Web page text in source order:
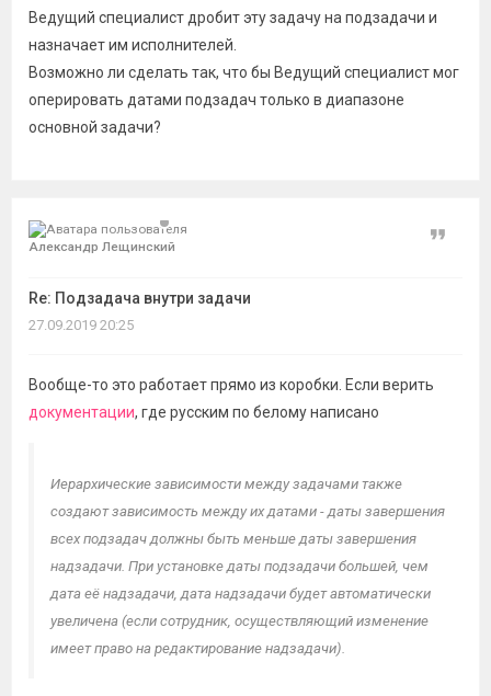
Ведущий специалист дробит эту задачу на подзадачи и
назначает им исполнителей.
Возможно ли сделать так, что бы Ведущий специалист мог
оперировать датами подзадач только в диапазоне
основной задачи?
Александр Лещинский
Re: Подзадача внутри задачи
Цитата
27.09.2019 20:25
Вообще-то это работает прямо из коробки. Если верить
документации, где русским по белому написано
Иерархические зависимости между задачами также
создают зависимость между их датами - даты завершения
всех подзадач должны быть меньше даты завершения
надзадачи. При установке даты подзадачи большей, чем
дата её надзадачи, дата надзадачи будет автоматически
увеличена (если сотрудник, осуществляющий изменение
имеет право на редактирование надзадачи).